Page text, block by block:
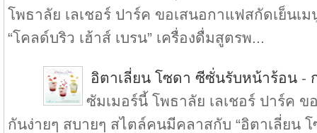
โพธาลัย เลเชอร์ ปาร์ค ขอเสนอกาแฟสกัดเย็นเ
“โคลด์บริว เฮ้าส์ เบรน” เครื่องดื่มสูตรพ...
อิตาเลี่ยน โซดา ซีซั่นรับหน้าร้อน -
ซัมเมอร์นี้ โพธาลัย เลเชอร์ ปาร์ค
กันง่ายๆ สบายๆ สไตล์คนมีคลาสกับ “อิตาเลี่ยน